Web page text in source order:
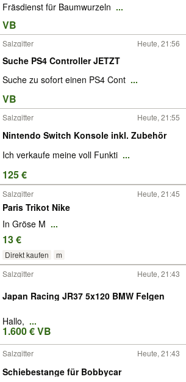
Fräsdienst für Baumwurzeln ...
VB
Salzgitter Heute, 21:56
Suche PS4 Controller JETZT
Suche zu sofort einen PS4 Cont ...
VB
Salzgitter Heute, 21:55
Nintendo Switch Konsole inkl. Zubehör
Ich verkaufe meine voll Funkti ...
125 €
Salzgitter Heute, 21:45
Paris Trikot Nike
In Gröse M ...
13 €
Direkt kaufen m
Salzgitter Heute, 21:43
Japan Racing JR37 5x120 BMW Felgen
Hallo, ...
1.600 € VB
Salzgitter Heute, 21:43
Schiebestange für Bobbycar